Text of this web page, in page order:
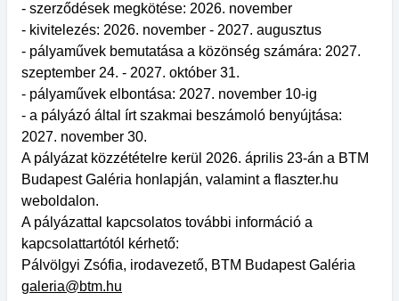
- szerződések megkötése: 2026. november
- kivitelezés: 2026. november - 2027. augusztus
- pályaművek bemutatása a közönség számára: 2027.
szeptember 24. - 2027. október 31.
- pályaművek elbontása: 2027. november 10-ig
- a pályázó által írt szakmai beszámoló benyújtása:
2027. november 30.
A pályázat közzétételre kerül 2026. április 23-án a BTM
Budapest Galéria honlapján, valamint a flaszter.hu
weboldalon.
A pályázattal kapcsolatos további információ a
kapcsolattartótól kérhető:
Pálvölgyi Zsófia, irodavezető, BTM Budapest Galéria
galeria@btm.hu